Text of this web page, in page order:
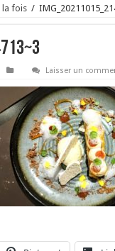
la fois /
Laisser un